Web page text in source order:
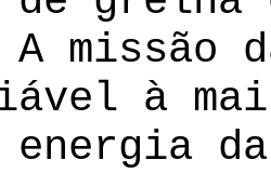
missão
à